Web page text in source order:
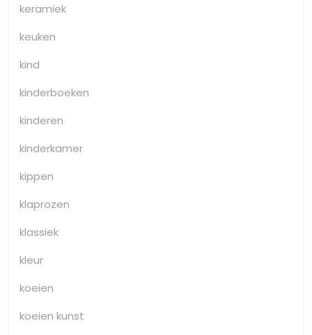
keramiek
keuken
kind
kinderboeken
kinderen
kinderkamer
kippen
klaprozen
klassiek
kleur
koeien
koeien kunst